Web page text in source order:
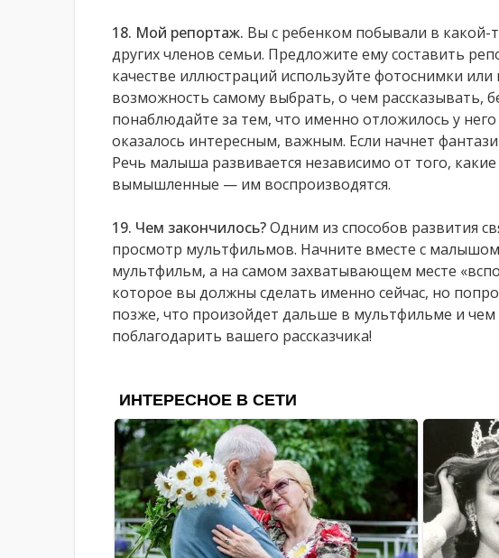
18. Мой репортаж. Вы с ребенком побывали в какой-
других членов семьи. Предложите ему составить
качестве иллюстраций используйте фотоснимки
возможность самому выбрать, о чем рассказывать,
понаблюдайте за тем, что именно отложилось у
оказалось интересным, важным. Если начнет
Речь малыша развивается независимо от того,
вымышленные — им воспроизводятся.
19. Чем закончилось?Одним из способов развития
просмотр мультфильмов. Начните вместе с
мультфильм, а на самом захватывающем месте
которое вы должны сделать именно сейчас, но
позже, что произойдет дальше в мультфильме и чем
поблагодарить вашего рассказчика!